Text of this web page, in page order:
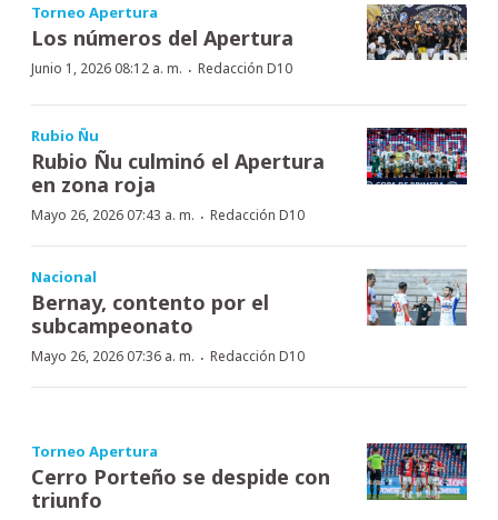
Torneo Apertura
Los números del Apertura
Junio 1, 2026 08:12 a. m. · Redacción D10
Rubio Ñu
Rubio Ñu culminó el Apertura
en zona roja
Mayo 26, 2026 07:43 a. m. · Redacción D10
Nacional
Bernay, contento por el
subcampeonato
Mayo 26, 2026 07:36 a. m. · Redacción D10
Torneo Apertura
Cerro Porteño se despide con
triunfo